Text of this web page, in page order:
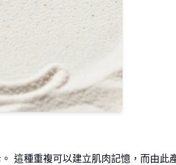
這種重複可以建立肌肉記憶，而由此